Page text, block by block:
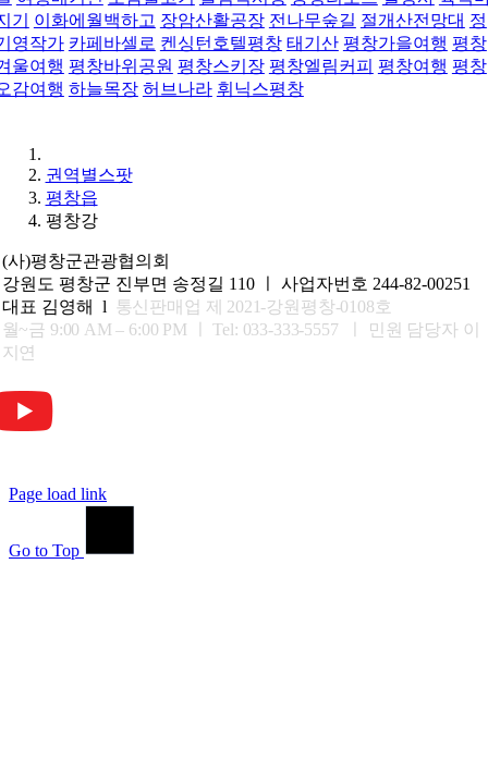
기
이화에월백하고 장암산활공장 전나무숲길 절개산전망대 정
영작가 카페바셀로 켄싱턴호텔평창 태기산 평창가을여행 평창
울여행 평창바위공원 평창스키장 평창엘림커피 평창여행 평창
감여행 하늘목장 허브나라 휘닉스평창
권역별스팟
평창읍
평창강
(사)평창군관광협의회
강원도 평창군 진부면 송정길 110 ㅣ 사업자번호 244-82-00251
대표 김영해 l 통신판매업 제 2021-강원평창-0108호
월~금 9:00 AM – 6:00 PM ㅣTel: 033-333-5557 ㅣ 민원 담당자 이
지연
Page load link
Go to Top